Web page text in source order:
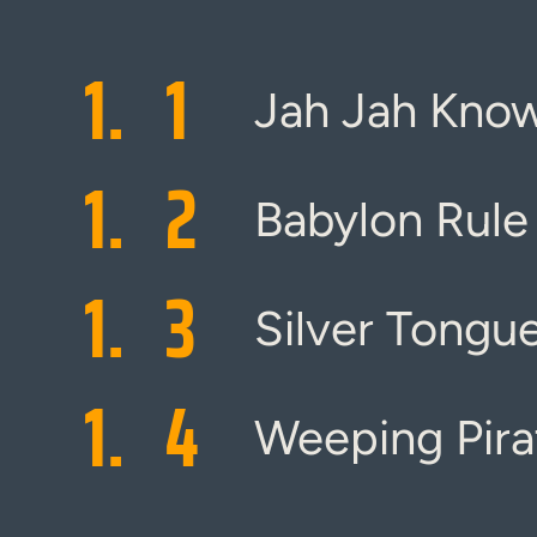
1. 1 Jah Jah
1. 2 Babylon
1. 3 Silver
1. 4 Weeping